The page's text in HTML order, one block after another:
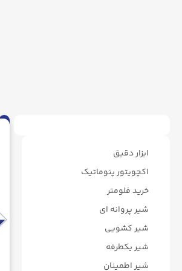
ابزار دقیق
اکچویتور پنوماتیک
خرید فلومتر
شیر پروانه ای
شیر کشویی
شیر یکطرفه
شیر اطمینان